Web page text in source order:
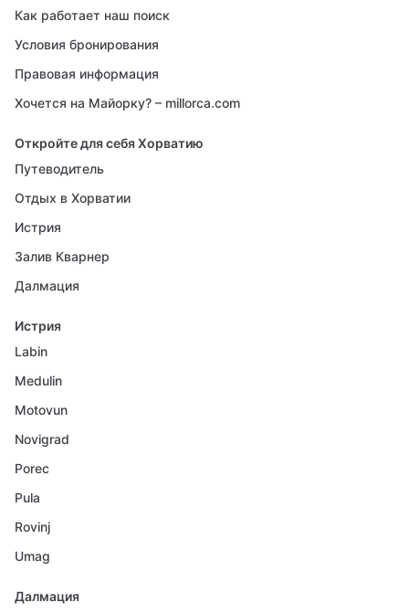
Как работает наш поиск
Условия бронирования
Правовая информация
Хочется на Майорку? – millorca.com
Откройте для себя Хорватию
Путеводитель
Отдых в Хорватии
Истрия
Залив Кварнер
Далмация
Истрия
Labin
Medulin
Motovun
Novigrad
Porec
Pula
Rovinj
Umag
Далмация